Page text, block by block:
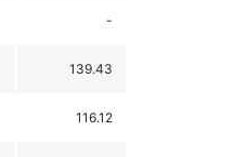
-
139.43
116.12